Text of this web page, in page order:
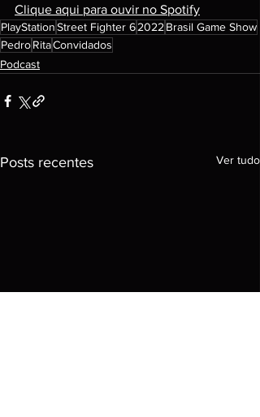
Clique aqui para ouvir no Spotify
PlayStationStreet Fighter 62022 Brasil Game Show
PedroRitaConvidados
Podcast
Posts recentes Ver tudo